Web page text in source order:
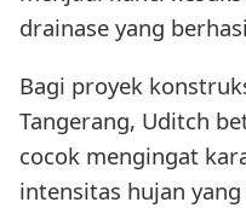
drainase yang
Bagi proyek
Tangerang, Uditch
cocok mengingat
intensitas hujan